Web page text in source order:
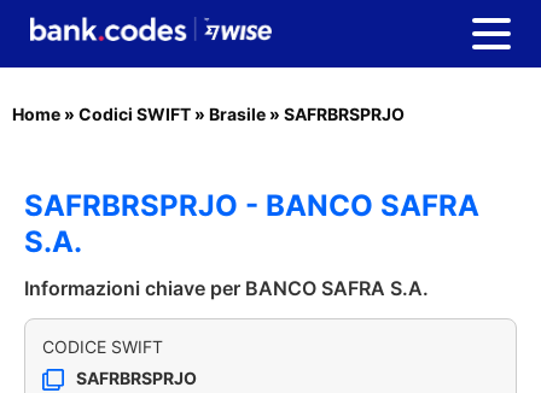
Home » Codici SWIFT » Brasile » SAFRBRSPRJO
SAFRBRSPRJO - BANCO SAFRA
S.A.
Informazioni chiave per BANCO SAFRA S.A.
CODICE SWIFT
SAFRBRSPRJO